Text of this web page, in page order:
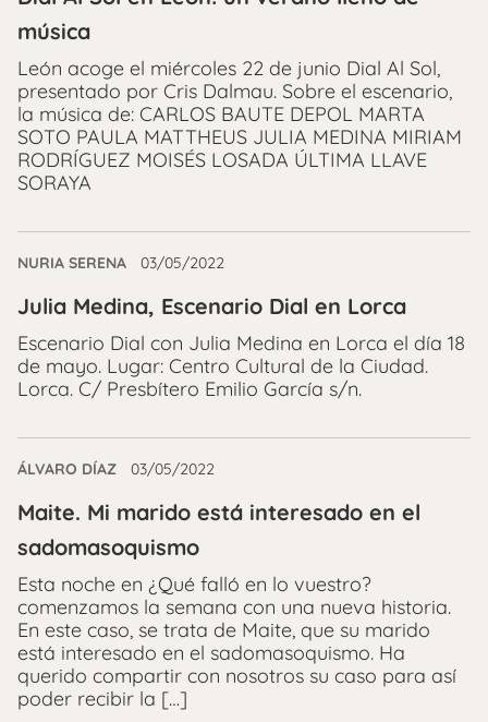
música
León acoge el miércoles 22 de junio Dial Al Sol,
presentado por Cris Dalmau. Sobre el escenario,
la música de: CARLOS BAUTE DEPOL MARTA
SOTO PAULA MATTHEUS JULIA MEDINA MIRIAM
RODRÍGUEZ MOISÉS LOSADA ÚLTIMA LLAVE
SORAYA
NURIA SERENA 03/05/2022
Julia Medina, Escenario Dial en Lorca
Escenario Dial con Julia Medina en Lorca el día 18
de mayo. Lugar: Centro Cultural de la Ciudad.
Lorca. C/ Presbítero Emilio García s/n.
ÁLVARO DÍAZ 03/05/2022
Maite. Mi marido está interesado en el
sadomasoquismo
Esta noche en ¿Qué falló en lo vuestro?
comenzamos la semana con una nueva historia.
En este caso, se trata de Maite, que su marido
está interesado en el sadomasoquismo. Ha
querido compartir con nosotros su caso para así
poder recibir la […]